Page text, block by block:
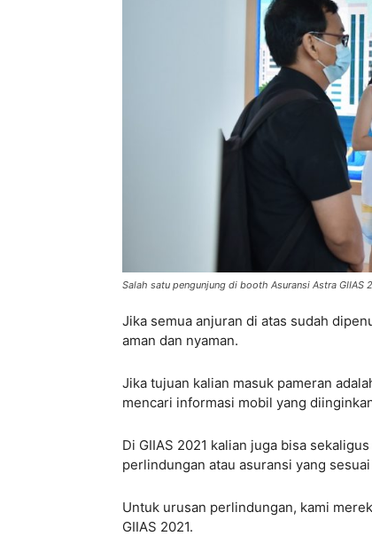
Salah satu pengunjung di booth Asuransi Astra GIIAS
Jika semua anjuran di atas sudah
aman dan nyaman.
Jika tujuan kalian masuk pameran
mencari informasi mobil yang
Di GIIAS 2021 kalian juga bisa
perlindungan atau asuransi yang
Untuk urusan perlindungan, kami
GIIAS 2021.